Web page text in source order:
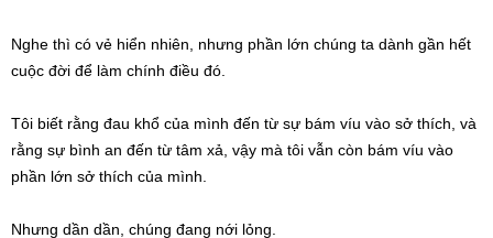
Nghe thì có vẻ hiển nhiên, nhưng phần lớn chúng ta dành gần hết
cuộc đời để làm chính điều đó.
Tôi biết rằng đau khổ của mình đến từ sự bám víu vào sở thích, và
rằng sự bình an đến từ tâm xả, vậy mà tôi vẫn còn bám víu vào
phần lớn sở thích của mình.
Nhưng dần dần, chúng đang nới lỏng.